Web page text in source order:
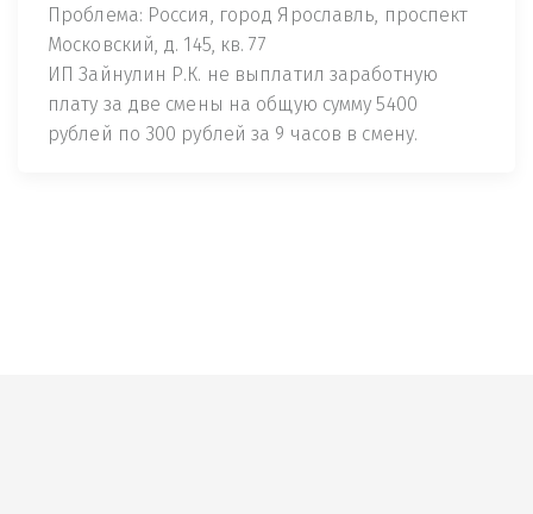
Проблема: Россия, город Ярославль, проспект
Московский, д. 145, кв. 77
ИП Зайнулин Р.К. не выплатил заработную
плату за две смены на общую сумму 5400
рублей по 300 рублей за 9 часов в смену.